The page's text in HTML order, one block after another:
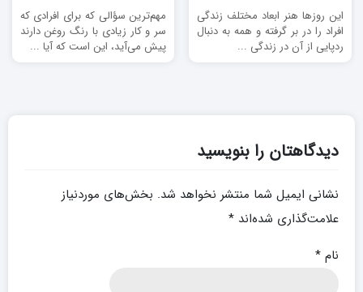
این روزها هنر ابعاد مختلف زندگی
افراد را در بر گرفته و همه به دنبال
ردپایی از آن در زندگی ...
مهم‌ترین سؤالی که برای افرادی که
سر و کار زیادی با رنگ روغن دارند
پیش می‌آید، این است که آیا ...
دیدگاهتان را بنویسید
نشانی ایمیل شما منتشر نخواهد شد. بخش‌های موردنیاز
علامت‌گذاری شده‌اند *
نام *